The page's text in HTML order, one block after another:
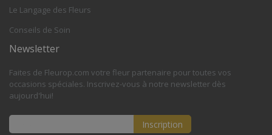
Le Langage des Fleurs
Conseils de Soin
Newsletter
Faites de Fleurop.com votre fleur partenaire pour toutes vos
occasions spéciales. Inscrivez-vous à notre newsletter dès
aujourd'hui!
Inscription